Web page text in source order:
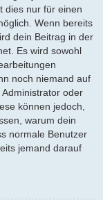
dies nur für einen
Wenn bereits
dein Beitrag in der
Es wird sowohl
noch niemand auf
oder
können jedoch,
warum dein
normale Benutzer
jemand darauf